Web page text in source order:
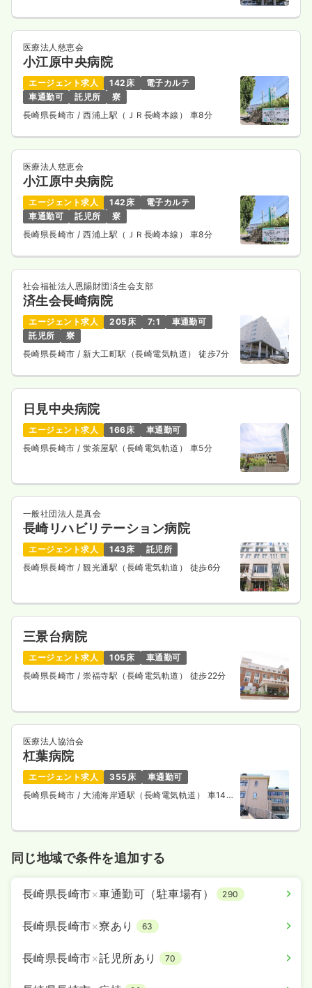
医療法人慈恵会
小江原中央病院
エージェント求人 142床
電子カルテ
車通勤可
託児所
寮
長崎県長崎市/ 西浦上駅（ＪＲ長崎本線） 車8分
医療法人慈恵会
小江原中央病院
エージェント求人 142床
電子カルテ
車通勤可
託児所
寮
長崎県長崎市/ 西浦上駅（ＪＲ長崎本線） 車8分
社会福祉法人恩賜財団済生会支部
済生会長崎病院
エージェント求人 205床 7:1
車通勤可
託児所
寮
長崎県長崎市/ 新大工町駅（長崎電気軌道） 徒歩7分
日見中央病院
エージェント求人 166床
車通勤可
長崎県長崎市/ 蛍茶屋駅（長崎電気軌道） 車5分
一般社団法人是真会
長崎リハビリテーション病院
エージェント求人 143床
託児所
長崎県長崎市/ 観光通駅（長崎電気軌道） 徒歩6分
三景台病院
エージェント求人 105床
車通勤可
長崎県長崎市/ 崇福寺駅（長崎電気軌道） 徒歩22分
医療法人協治会
杠葉病院
エージェント求人 355床
車通勤可
長崎県長崎市/ 大浦海岸通駅（長崎電気軌道） 車14
同じ地域で条件を追加する
長崎県長崎市×車通勤可（駐車場有） 290
長崎県長崎市×寮あり 63
長崎県長崎市×託児所あり 70